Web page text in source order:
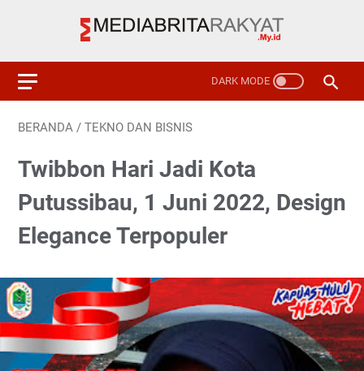
BERANDA / TEKNO DAN BISNIS
Twibbon Hari Jadi Kota
Putussibau, 1 Juni 2022, Design
Elegance Terpopuler